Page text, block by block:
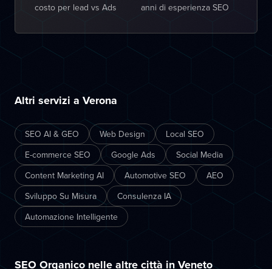
costo per lead vs Ads anni di esperienza SEO
Altri servizi a Verona
SEO AI & GEO Web Design
Local SEO
E-commerce SEO
Google Ads
Social Media
Content Marketing AI
Automotive SEO
AEO
Sviluppo Su Misura
Consulenza IA
Automazione Intelligente
SEO Organico nelle altre città in Veneto